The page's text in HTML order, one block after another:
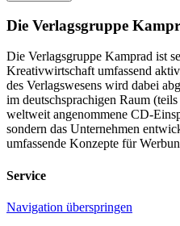
Die Verlagsgruppe
Die Verlagsgruppe Kamprad ist
Kreativwirtschaft umfassend
des Verlagswesens wird dabei
im deutschsprachigen Raum
weltweit angenommene CD-
sondern das Unternehmen
umfassende Konzepte für
Service
Navigation überspringen